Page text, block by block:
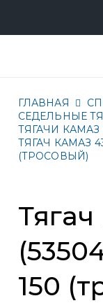
ГЛАВНАЯ
СЕДЕЛЬНЫЕ
ТЯГАЧИ
ТЯГАЧ КАМАЗ
(ТРОСОВЫЙ)
150